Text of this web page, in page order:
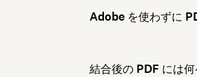
Adobe を使わずに
結合後の PDF には